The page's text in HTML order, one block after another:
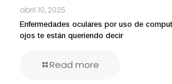
abril 10, 2025
Enfermedades oculares por uso de
ojos te están queriendo decir
Read more